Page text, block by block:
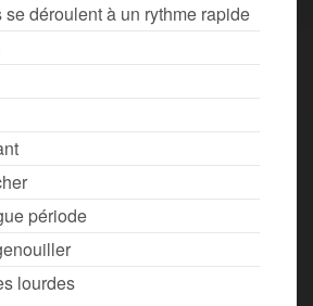
déroulent à un rythme rapide
période
lourdes